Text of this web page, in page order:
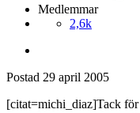
Medlemmar
2,6k
Postad 29 april 2005
[citat=michi_diaz]Tack